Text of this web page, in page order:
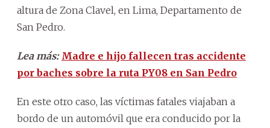
altura de Zona Clavel, en Lima, Departamento de
San Pedro.
Lea más: Madre e hijo fallecen tras accidente
por baches sobre la ruta PY08 en San Pedro
En este otro caso, las víctimas fatales viajaban a
bordo de un automóvil que era conducido por la